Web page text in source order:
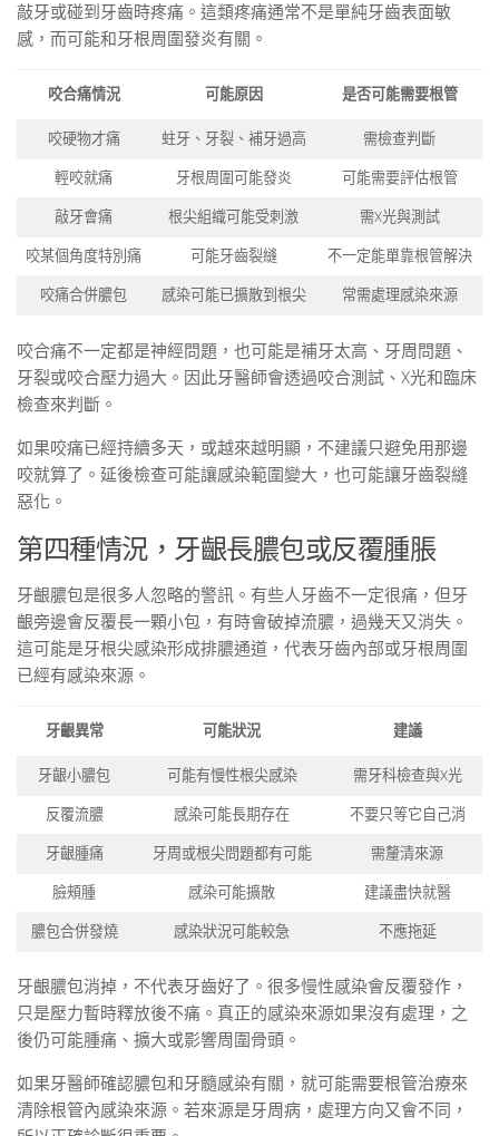
敲牙或碰到牙齒時疼痛。這類疼痛通常不是單純牙齒表面敏
感，而可能和牙根周圍發炎有關。
咬合痛情況 可能原因 是否可能需要根管
咬硬物才痛 蛀牙、牙裂、補牙過高 需檢查判斷
輕咬就痛 牙根周圍可能發炎 可能需要評估根管
敲牙會痛 根尖組織可能受刺激 需X光與測試
咬某個角度特別痛 可能牙齒裂縫 不一定能單靠根管解決
咬痛合併膿包 感染可能已擴散到根尖 常需處理感染來源
咬合痛不一定都是神經問題，也可能是補牙太高、牙周問題、
牙裂或咬合壓力過大。因此牙醫師會透過咬合測試、X光和臨床
檢查來判斷。
如果咬痛已經持續多天，或越來越明顯，不建議只避免用那邊
咬就算了。延後檢查可能讓感染範圍變大，也可能讓牙齒裂縫
惡化。
第四種情況，牙齦長膿包或反覆腫脹
牙齦膿包是很多人忽略的警訊。有些人牙齒不一定很痛，但牙
齦旁邊會反覆長一顆小包，有時會破掉流膿，過幾天又消失。
這可能是牙根尖感染形成排膿通道，代表牙齒內部或牙根周圍
已經有感染來源。
牙齦異常 可能狀況 建議
牙齦小膿包 可能有慢性根尖感染 需牙科檢查與X光
反覆流膿 感染可能長期存在 不要只等它自己消
牙齦腫痛 牙周或根尖問題都有可能 需釐清來源
臉頰腫 感染可能擴散 建議盡快就醫
膿包合併發燒 感染狀況可能較急 不應拖延
牙齦膿包消掉，不代表牙齒好了。很多慢性感染會反覆發作，
只是壓力暫時釋放後不痛。真正的感染來源如果沒有處理，之
後仍可能腫痛、擴大或影響周圍骨頭。
如果牙醫師確認膿包和牙髓感染有關，就可能需要根管治療來
清除根管內感染來源。若來源是牙周病，處理方向又會不同，